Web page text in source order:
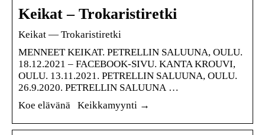
Keikat – Trokaristiretki
Keikat — Trokaristiretki
MENNEET KEIKAT. PETRELLIN SALUUNA, OULU.
18.12.2021 – FACEBOOK-SIVU. KANTA KROUVI,
OULU. 13.11.2021. PETRELLIN SALUUNA, OULU.
26.9.2020. PETRELLIN SALUUNA …
Koe elävänä Keikkamyynti →